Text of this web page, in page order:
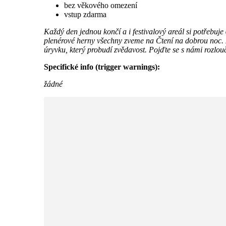
bez věkového omezení
vstup zdarma
Každý den jednou končí a i festivalový areál si
plenérové herny všechny zveme na Čtení na dobrou
úryvku, který probudí zvědavost. Pojďte se s námi
Specifické info (trigger warnings):
žádné